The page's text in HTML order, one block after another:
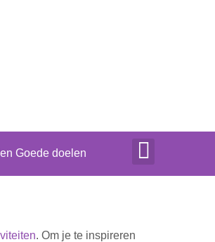
Goede doelen
. Om je te inspireren